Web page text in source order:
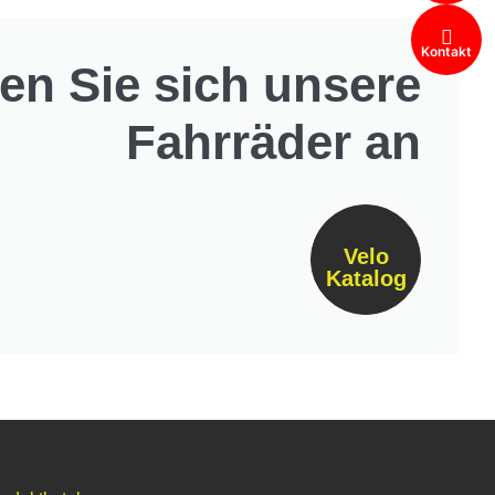
Sie sich unsere
Fahrräder an
Velo
Katalog
Kontakt